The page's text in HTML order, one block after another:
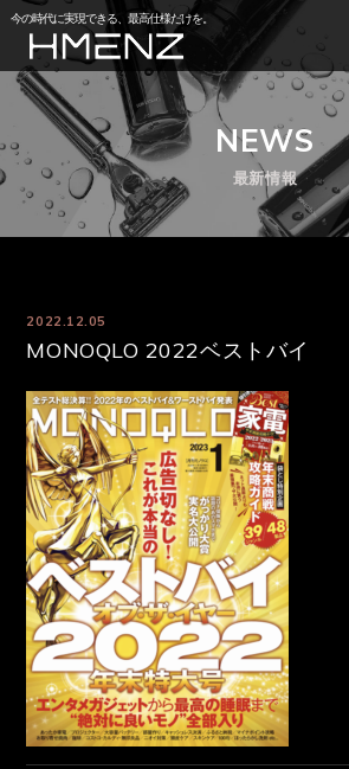
今の時代に実現できる、最高仕様だけを。
NEWS
最新情報
2022.12.05
MONOQLO 2022ベストバイ